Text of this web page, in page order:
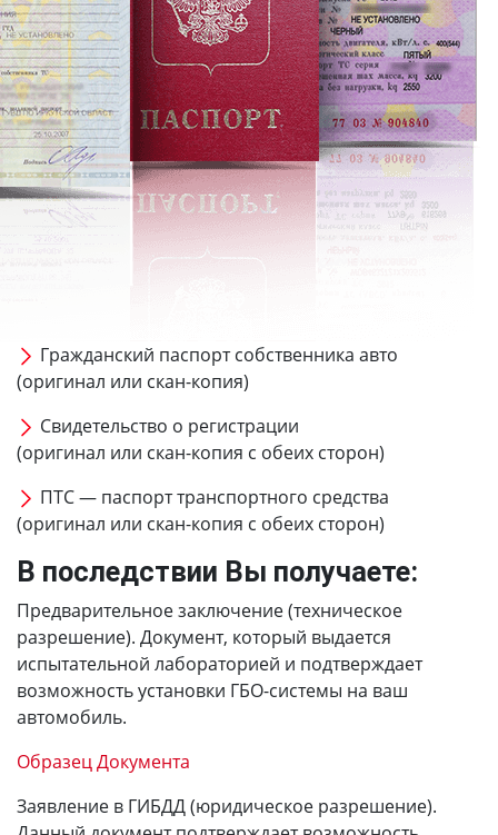
Гражданский паспорт собственника авто
(оригинал или скан-копия)
Свидетельство о регистрации
(оригинал или скан-копия с обеих сторон)
ПТС — паспорт транспортного средства
(оригинал или скан-копия с обеих сторон)
В последствии Вы получаете:
Предварительное заключение (техническое
разрешение). Документ, который выдается
испытательной лабораторией и подтверждает
возможность установки ГБО-системы на ваш
автомобиль.
Образец Документа
Заявление в ГИБДД (юридическое разрешение).